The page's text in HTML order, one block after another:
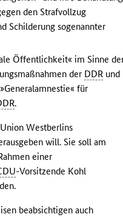
den Strafvollzug
Schilderung sogenannter
Öffentlichkeit« im Sinne
der DDR und
für
.
Westberlins
will. Sie soll am
einer
-Vorsitzende Kohl
beabsichtigen auch